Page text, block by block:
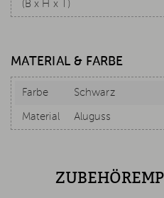
(B x H x T)
MATERIAL & FARBE
Farbe Schwarz
Material Aluguss